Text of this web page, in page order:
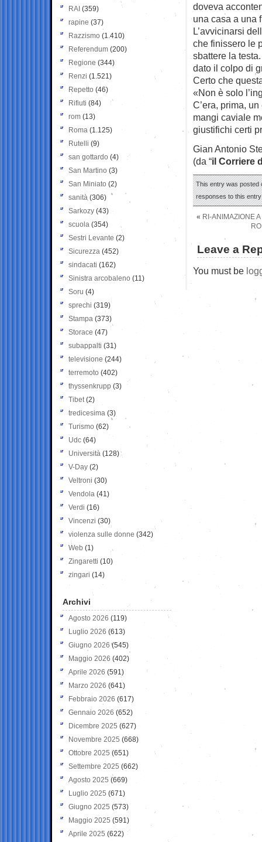
doveva
una casa a una
L’avvicinarsi
che finissero le
sbattere la
dato il colpo di
Certo che
«Non è solo
C’era, prima,
mangi caviale
giustifichi certi
Gian Antonio
(da “il Corriere
This entry was posted
responses to this
« RI-ANIMAZIONE
Leave a
You must be
RAI (359)
rapine (37)
Razzismo (1.410)
Referendum (200)
Regione (344)
Renzi (1.521)
Repetto (46)
Rifiuti (84)
rom (13)
Roma (1.125)
Rutelli (9)
san gottardo (4)
San Martino (3)
San Miniato (2)
sanità (306)
Sarkozy (43)
scuola (354)
Sestri Levante (2)
Sicurezza (452)
sindacati (162)
Sinistra arcobaleno (11)
Soru (4)
sprechi (319)
Stampa (373)
Storace (47)
subappalti (31)
televisione(244)
terremoto (402)
thyssenkrupp (3)
Tibet(2)
tredicesima (3)
Turismo (62)
Udc (64)
Università (128)
V-Day (2)
Veltroni (30)
Vendola (41)
Verdi (16)
Vincenzi (30)
violenza sulle donne (342)
Web (1)
Zingaretti (10)
zingari (14)
Archivi
Agosto 2026 (119)
Luglio 2026 (613)
Giugno 2026 (545)
Maggio 2026 (402)
Aprile 2026 (591)
Marzo 2026 (641)
Febbraio 2026 (617)
Gennaio 2026 (652)
Dicembre 2025 (627)
Novembre 2025 (668)
Ottobre 2025 (651)
Settembre 2025 (662)
Agosto 2025 (669)
Luglio 2025 (671)
Giugno 2025 (573)
Maggio 2025 (591)
Aprile 2025 (622)